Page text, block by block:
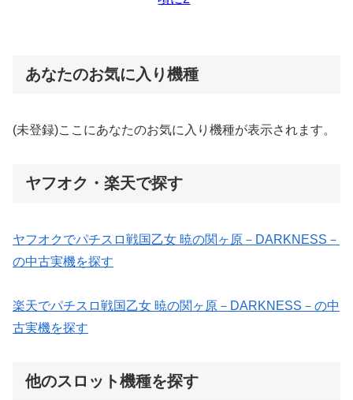
あなたのお気に入り機種
(未登録)ここにあなたのお気に入り機種が表示されます。
ヤフオク・楽天で探す
ヤフオクでパチスロ戦国乙女 暁の関ヶ原－DARKNESS－
の中古実機を探す
楽天でパチスロ戦国乙女 暁の関ヶ原－DARKNESS－の中
古実機を探す
他のスロット機種を探す